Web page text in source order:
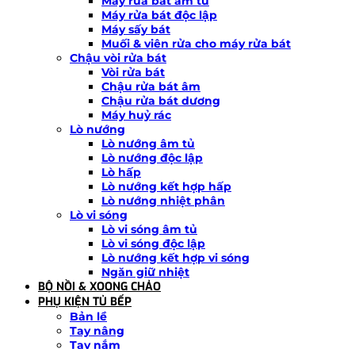
Máy rửa bát độc lập
Máy sấy bát
Muối & viên rửa cho máy rửa bát
Chậu vòi rửa bát
Vòi rửa bát
Chậu rửa bát âm
Chậu rửa bát dương
Máy huỷ rác
Lò nướng
Lò nướng âm tủ
Lò nướng độc lập
Lò hấp
Lò nướng kết hợp hấp
Lò nướng nhiệt phân
Lò vi sóng
Lò vi sóng âm tủ
Lò vi sóng độc lập
Lò nướng kết hợp vi sóng
Ngăn giữ nhiệt
BỘ NỒI & XOONG CHẢO
PHỤ KIỆN TỦ BẾP
Bản lề
Tay nâng
Tay nắm